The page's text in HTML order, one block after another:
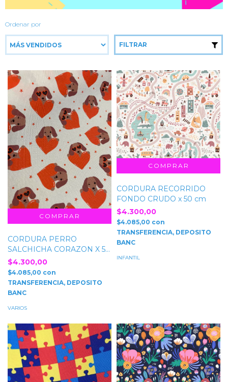
Ordenar por
FILTRAR
CORDURA PERRO
SALCHICHA CORAZON X 50
CM
$4.300,00
$4.085,00 con
TRANSFERENCIA, DEPOSITO
BANC
VARIOS
CORDURA RECORRIDO
FONDO CRUDO x 50 cm
$4.300,00
$4.085,00 con
TRANSFERENCIA, DEPOSITO
BANC
INFANTIL